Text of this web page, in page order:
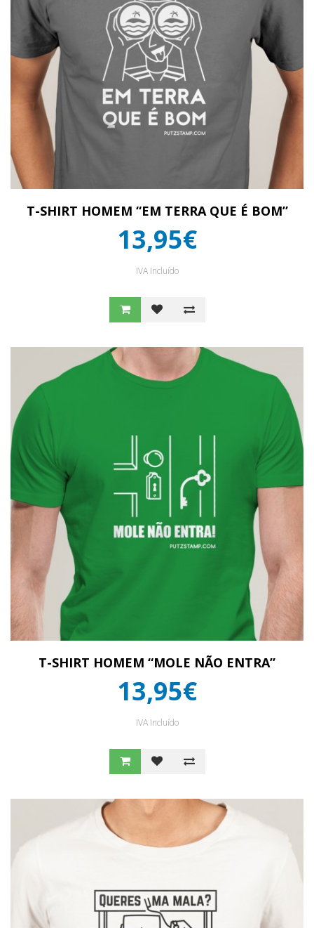
T-SHIRT HOMEM “EM TERRA QUE É BOM”
13,95€
IVA Incluído
T-SHIRT HOMEM “MOLE NÃO ENTRA”
13,95€
IVA Incluído